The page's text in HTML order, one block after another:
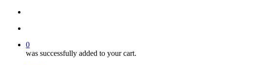
0
was successfully added to your cart.